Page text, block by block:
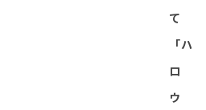
て
「ハ
ロ
ウ